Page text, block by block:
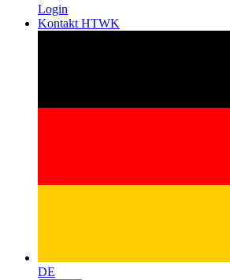
Login
Kontakt HTWK
DE